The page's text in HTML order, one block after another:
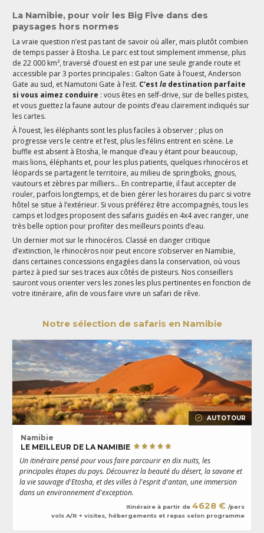
La Namibie, pour voir les Big Five dans des
paysages hors normes
La vraie question n’est pas tant de savoir où aller, mais plutôt combien
de temps passer à Etosha. Le parc est tout simplement immense, plus
de 22 000 km², traversé d’ouest en est par une seule grande route et
accessible par 3 portes principales : Galton Gate à l’ouest, Anderson
Gate au sud, et Namutoni Gate à l’est. C’estla destination parfaite
si vous aimez conduire : vous êtes en self-drive, sur de belles pistes,
et vous guettez la faune autour de points d’eau clairement indiqués sur
les cartes.
À l’ouest, les éléphants sont les plus faciles à observer ; plus on
progresse vers le centre et l’est, plus les félins entrent en scène. Le
buffle est absent à Etosha, le manque d’eau y étant pour beaucoup,
mais lions, éléphants et, pour les plus patients, quelques rhinocéros et
léopards se partagent le territoire, au milieu de springboks, gnous,
vautours et zèbres par milliers... En contrepartie, il faut accepter de
rouler, parfois longtemps, et de bien gérer les horaires du parc si votre
hôtel se situe à l’extérieur. Si vous préférez être accompagnés, tous les
camps et lodges proposent des safaris guidés en 4x4 avec ranger, une
très belle option pour profiter des meilleurs points d’eau.
Un dernier mot sur le rhinocéros. Classé en danger critique
d’extinction, le rhinocéros noir peut encore s’observer en Namibie,
dans certaines concessions engagées dans la conservation, où vous
partez à pied sur ses traces aux côtés de pisteurs. Nos conseillers
sauront vous orienter vers les zones les plus pertinentes en fonction de
votre itinéraire, afin de vous faire vivre un safari de rêve.
Notre sélection de safaris en Namibie
AUTOTOUR
Namibie
LE MEILLEUR DE LA NAMIBIE
Un itinéraire pensé pour vous faire parcourir en dix nuits, les
principales étapes du pays. Découvrez la beauté du désert, la savane et
la vie sauvage d'Etosha, et des villes à l'esprit d'antan, une immersion
dans un environnement d'exception.
Itinéraire à partir de 4628 € /pers
vols A/R + visites, hébergements et repas selon programme